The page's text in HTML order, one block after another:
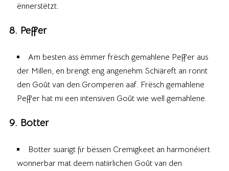
ënnerstëtzt.
8. Peffer
Am besten ass ëmmer frësch gemahlene Peffer aus
der Millen, en brengt eng angenehm Schiäreft an ronnt
den Goût van den Gromperen aaf. Frësch gemahlene
Peffer hat mi een intensiven Goût wie well gemahlene.
9. Botter
Botter suarigt fir bëssen Cremigkeet an harmonéiert
wonnerbar mat deem natiirlichen Goût van den